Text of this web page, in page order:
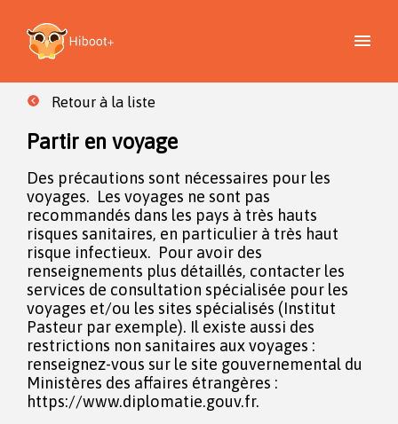
Retour à la liste
Partir en voyage
Des précautions sont nécessaires pour les
voyages. Les voyages ne sont pas
recommandés dans les pays à très hauts
risques sanitaires, en particulier à très haut
risque infectieux. Pour avoir des
renseignements plus détaillés, contacter les
services de consultation spécialisée pour les
voyages et/ou les sites spécialisés (Institut
Pasteur par exemple). Il existe aussi des
restrictions non sanitaires aux voyages :
renseignez-vous sur le site gouvernemental du
Ministères des affaires étrangères :
https://www.diplomatie.gouv.fr.